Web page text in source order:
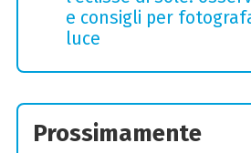
e consigli per
luce
Prossimamente